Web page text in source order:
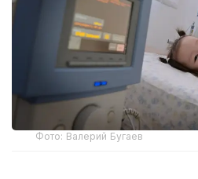
Фото: Валерий Бугаев